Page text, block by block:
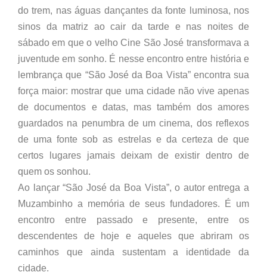
do trem, nas águas dançantes da fonte luminosa, nos
sinos da matriz ao cair da tarde e nas noites de
sábado em que o velho Cine São José transformava a
juventude em sonho. É nesse encontro entre história e
lembrança que “São José da Boa Vista” encontra sua
força maior: mostrar que uma cidade não vive apenas
de documentos e datas, mas também dos amores
guardados na penumbra de um cinema, dos reflexos
de uma fonte sob as estrelas e da certeza de que
certos lugares jamais deixam de existir dentro de
quem os sonhou.
Ao lançar “São José da Boa Vista”, o autor entrega a
Muzambinho a memória de seus fundadores. É um
encontro entre passado e presente, entre os
descendentes de hoje e aqueles que abriram os
caminhos que ainda sustentam a identidade da
cidade.